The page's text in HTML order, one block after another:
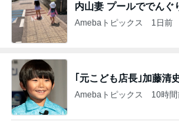
内山妻 プールででんぐ
Amebaトピックス 1日前
｢元こども店長｣加藤清
Amebaトピックス 10時